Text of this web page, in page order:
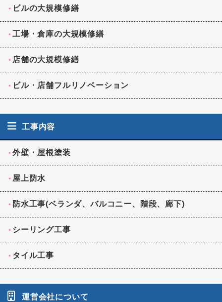
ビルの大規模修繕
工場・倉庫の大規模修繕
店舗の大規模修繕
ビル・店舗フルリノベーション
工事内容
外壁・屋根塗装
屋上防水
防水工事(ベランダ、バルコニー、階段、廊下)
シーリング工事
タイル工事
運営会社について